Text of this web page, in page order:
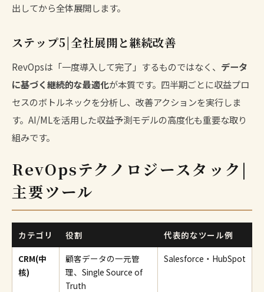
出してから全体展開します。
ステップ5|全社展開と継続改善
RevOpsは「一度導入して完了」するものではなく、 データ
に基づく継続的な最適化が本質です。四半期ごとに収益プロ
セスのボトルネックを分析し、改善アクションを実行しま
す。AI/MLを活用した収益予測モデルの高度化も重要な取り
組みです。
RevOpsテクノロジースタック|
主要ツール
カテゴリ 役割
代表的なツール例
CRM(中
核)
顧客データの一元管
理、Single Source of
Truth
Salesforce・HubSpot